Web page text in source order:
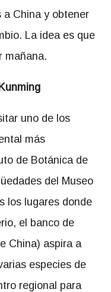
a China y obtener
La idea es que
mañana.
uno de los
más
de Botánica de
del Museo
los lugares donde
el banco de
China) aspira a
especies de
regional para